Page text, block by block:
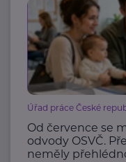
Úřad práce České
Od července se
odvody OSVČ.
neměly